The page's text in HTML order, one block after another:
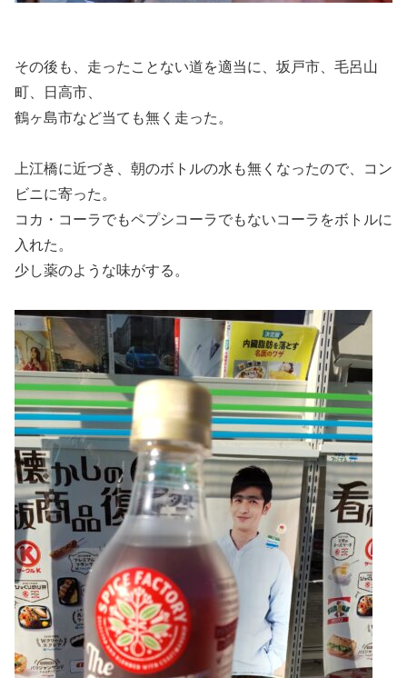
その後も、走ったことない道を適当に、坂戸市、毛呂山
町、日高市、
鶴ヶ島市など当ても無く走った。
上江橋に近づき、朝のボトルの水も無くなったので、コン
ビニに寄った。
コカ・コーラでもペプシコーラでもないコーラをボトルに
入れた。
少し薬のような味がする。